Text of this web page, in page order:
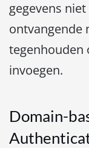
gegevens
ontvangende
tegenhouden
invoegen.
Domain-